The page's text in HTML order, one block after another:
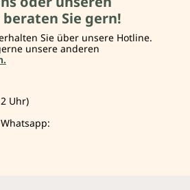
Sie gern!
Sie über unsere Hotline.
unsere anderen
Uhr)